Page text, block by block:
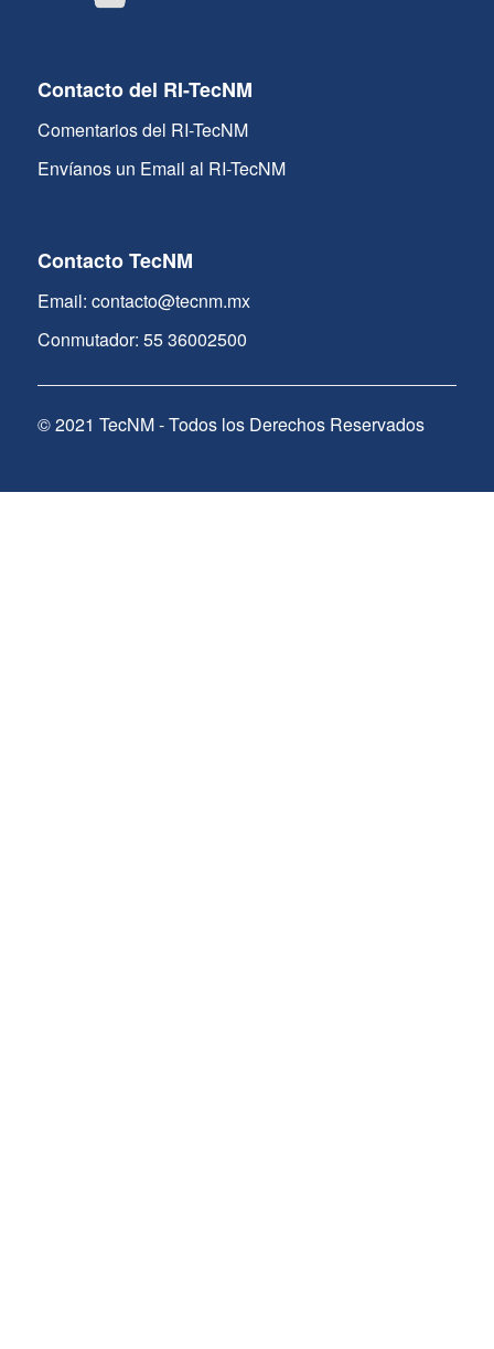
Contacto del RI-TecNM
Comentarios del RI-TecNM
Envíanos un Email al RI-TecNM
Contacto TecNM
Email: contacto@tecnm.mx
Conmutador: 55 36002500
© 2021 TecNM - Todos los Derechos Reservados